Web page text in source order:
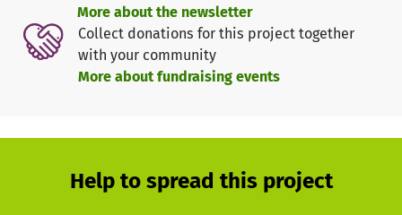
More about the newsletter
Collect donations for this project together
with your community
More about fundraising events
Help to spread this project